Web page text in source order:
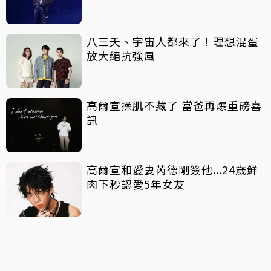
八三夭、宇宙人都來了！理想混蛋
放大絕抗強風
高爾宣操肌不藏了 當爸再爆重磅喜
訊
高爾宣和愛妻芮德剛簽他...24歲鮮
肉下秒認愛5年女友